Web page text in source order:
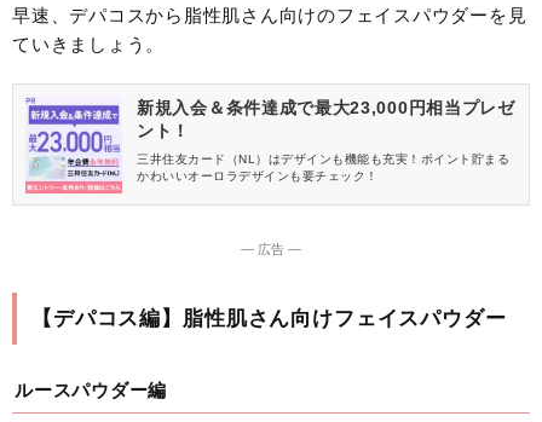
早速、デパコスから脂性肌さん向けのフェイスパウダーを見
ていきましょう。
新規入会＆条件達成で最大23,000円相当プレゼ
ント！
三井住友カード（NL）はデザインも機能も充実！ポイント貯まる
かわいいオーロラデザインも要チェック！
― 広告 ―
【デパコス編】脂性肌さん向けフェイスパウダー
ルースパウダー編